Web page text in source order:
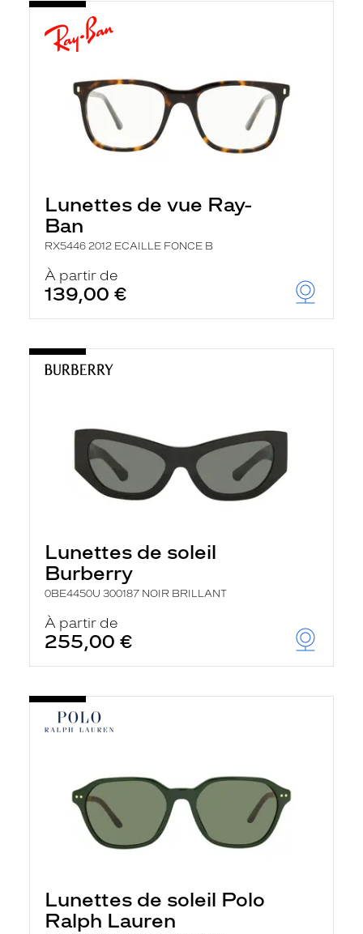
Lunettes de vue Ray-
Ban
RX5446 2012 ECAILLE FONCE B
À partir de
139,00 €
Lunettes de soleil
Burberry
0BE4450U 300187 NOIR BRILLANT
À partir de
255,00 €
Lunettes de soleil Polo
Ralph Lauren